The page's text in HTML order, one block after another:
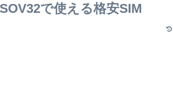
で使える格安SIM